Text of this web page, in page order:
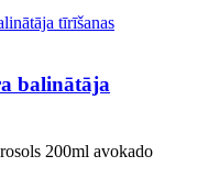
balinātāja